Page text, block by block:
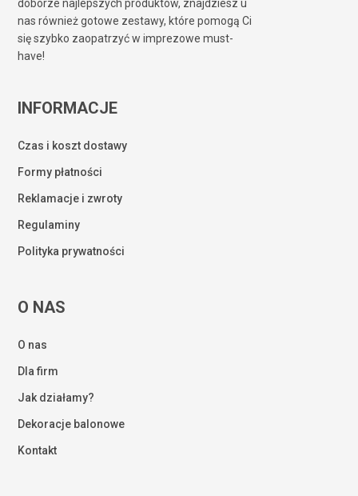
doborze najlepszych produktów, znajdziesz u
nas również gotowe zestawy, które pomogą Ci
się szybko zaopatrzyć w imprezowe must-
have!
INFORMACJE
Czas i koszt dostawy
Formy płatności
Reklamacje i zwroty
Regulaminy
Polityka prywatności
O NAS
O nas
Dla firm
Jak działamy?
Dekoracje balonowe
Kontakt